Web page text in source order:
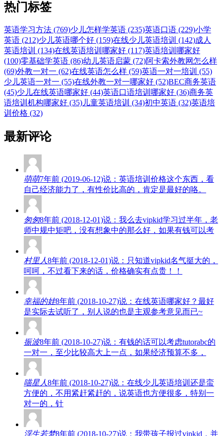
热门标签
英语学习方法 (769)少儿怎样学英语 (235)英语口语 (229)小学
英语 (212)少儿英语哪个好 (159)在线少儿英语培训 (142)成人
英语培训 (134)在线英语培训哪家好 (117)英语培训哪家好
(100)零基础学英语 (86)幼儿英语启蒙 (72)阿卡索外教网怎么样
(69)外教一对一 (62)在线英语怎么样 (59)英语一对一培训 (55)
少儿英语一对一 (55)在线外教一对一哪家好 (52)BEC商务英语
(45)少儿在线英语哪家好 (44)英语口语培训哪家好 (36)商务英
语培训机构哪家好 (35) 儿童英语培训 (34)初中英语 (32)英语培
训价格 (32)
最新评论
萌萌7年前 (2019-06-12)说：英语培训价格这个东西，看
自己经济能力了，有性价比高的，肯定是最好的咯。
匆匆8年前 (2018-12-01)说：我么去vipkid学习过半年，老
师中规中矩吧，没有想象中的那么好，如果有钱可以考
村里人8年前 (2018-12-01)说：只知道vipkid名气挺大的，
呵呵，不过看下来的话，价格确实有点贵！！
幸福的娃8年前 (2018-10-27)说：在线英语哪家好？最好
是实际去试听了，别人说的也是主观参考意见而已~
振波8年前 (2018-10-27)说：有钱的话可以考虑tutorabc的
一对一，至少比较高大上一点，如果经济预算不多，
喵星人8年前 (2018-10-27)说：在线少儿英语培训还是蛮
方便的，不用紧赶紧赶的，说英语也方便很多，特别一
对一的，针
浮生若梦8年前 (2018-10-27)说：我带孩子报过vipkid，并